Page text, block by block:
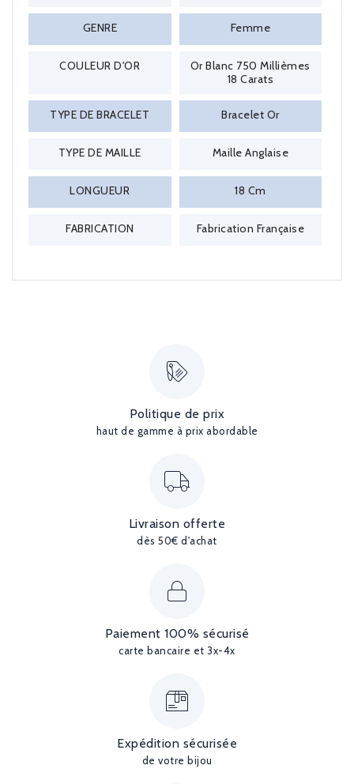
GENRE Femme
COULEUR D'OR
Or Blanc 750 Millièmes
18 Carats
TYPE DE BRACELET Bracelet Or
TYPE DE MAILLE Maille Anglaise
LONGUEUR 18 Cm
FABRICATION Fabrication Française
Politique de prix
haut de gamme à prix abordable
Livraison offerte
dès 50€ d'achat
Paiement 100% sécurisé
carte bancaire et 3x-4x
Expédition sécurisée
de votre bijou